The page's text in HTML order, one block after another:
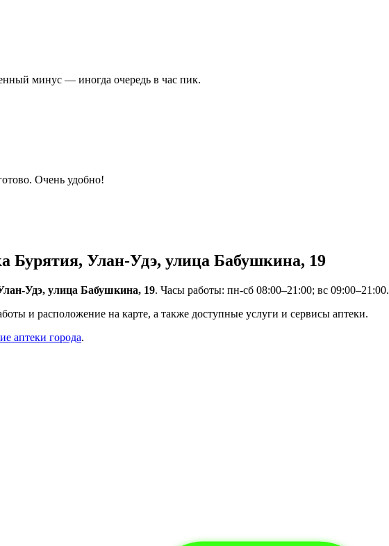
минус — иногда очередь в час пик.
Очень удобно!
Бурятия, Улан-Удэ, улица Бабушкина, 19
Удэ, улица Бабушкина, 19. Часы работы: пн-сб 08:00–21:00; вс 09:00–21:00.
и расположение на карте, а также доступные услуги и сервисы аптеки.
аптеки города.